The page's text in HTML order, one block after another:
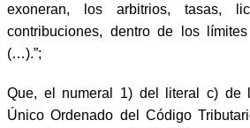
exoneran, los arbitrios, tasas,
contribuciones, dentro de los
(…).”;
Que, el numeral 1) del literal c) de
Único Ordenado del Código